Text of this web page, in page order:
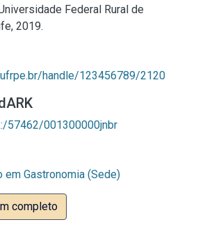
Federal Rural de
2019.
handle/123456789/2120
57462/001300000jnbr
em Gastronomia (Sede)
completo